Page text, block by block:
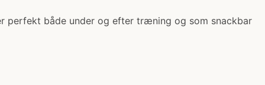
perfekt både under og efter træning og som snackbar